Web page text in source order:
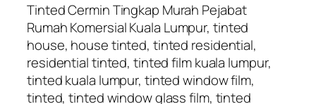
Tinted Cermin Tingkap Murah Pejabat
Rumah Komersial Kuala Lumpur, tinted
house, house tinted, tinted residential,
residential tinted, tinted film kuala lumpur,
tinted kuala lumpur, tinted window film,
tinted, tinted window glass film, tinted